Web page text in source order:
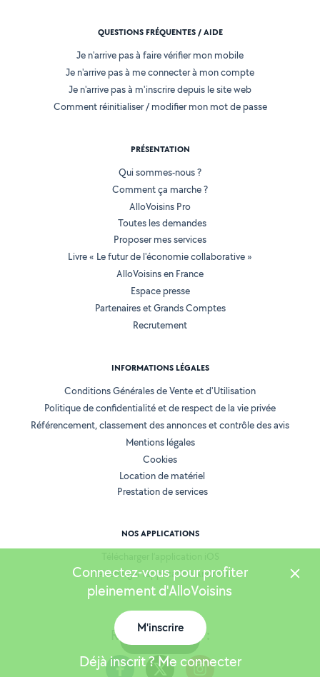
Retrouvez-nous :
QUESTIONS FRÉQUENTES / AIDE
Je n'arrive pas à faire vérifier mon mobile
Je n'arrive pas à me connecter à mon compte
Je n'arrive pas à m'inscrire depuis le site web
Comment réinitialiser / modifier mon mot de passe
PRÉSENTATION
Qui sommes-nous ?
Comment ça marche ?
AlloVoisins Pro
Toutes les demandes
Proposer mes services
Livre « Le futur de l'économie collaborative »
AlloVoisins en France
Espace presse
Partenaires et Grands Comptes
Recrutement
INFORMATIONS LÉGALES
Conditions Générales de Vente et d'Utilisation
Politique de confidentialité et de respect de la vie privée
Référencement, classement des annonces et contrôle des avis
Mentions légales
Cookies
Location de matériel
Prestation de services
NOS APPLICATIONS
Télécharger l’application Android
Connectez-vous pour profiter
pleinement d'AlloVoisins
M'inscrire
Déjà inscrit ? Me connecter